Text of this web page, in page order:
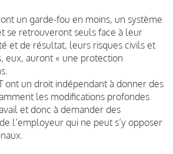
un garde-fou en moins, un système
se retrouveront seuls face à leur
et de résultat, leurs risques civils et
eux, auront « une protection
ont un droit indépendant à donner des
les modifications profondes
et donc à demander des
l’employeur qui ne peut s’y opposer